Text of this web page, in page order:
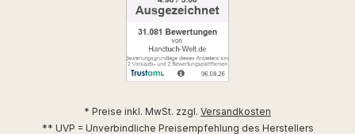
* Preise inkl. MwSt. zzgl. Versandkosten
** UVP = Unverbindliche Preisempfehlung des Herstellers